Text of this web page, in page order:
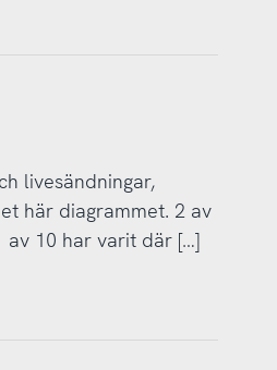
livesändningar,
här diagrammet. 2 av
av 10 har varit där […]